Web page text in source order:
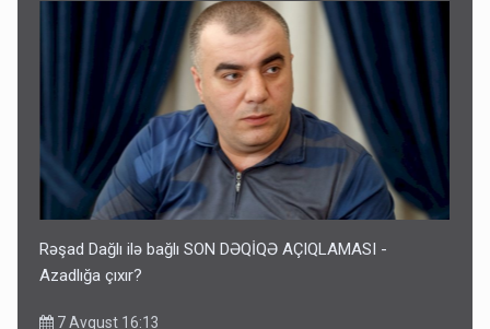
Rəşad Dağlı ilə bağlı SON DƏQİQƏ AÇIQLAMASI -
Azadlığa çıxır?
7 Avqust 16:13